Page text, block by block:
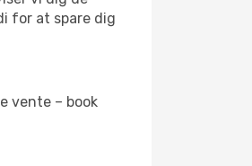
for at spare dig
vente – book